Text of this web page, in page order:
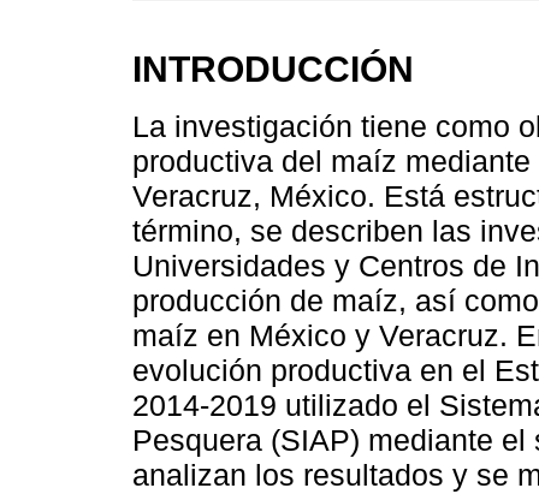
INTRODUCCIÓN
La investigación tiene como
productiva del maíz
Veracruz, México. Está
término, se describen las
Universidades y Centros de
producción de maíz, así
maíz en México y Veracruz.
evolución productiva en el
2014-2019 utilizado el
Pesquera (SIAP) mediante
analizan los resultados y se